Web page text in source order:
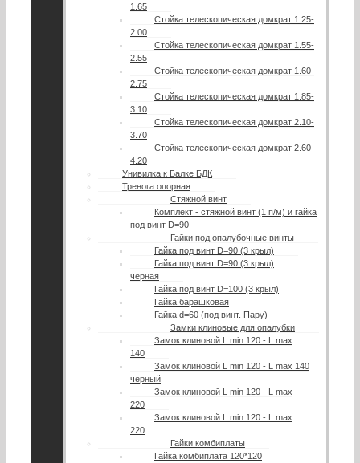
1.65
Стойка телескопическая домкрат 1.25-
2.00
Стойка телескопическая домкрат 1.55-
2.55
Стойка телескопическая домкрат 1.60-
2.75
Стойка телескопическая домкрат 1.85-
3.10
Стойка телескопическая домкрат 2.10-
3.70
Стойка телескопическая домкрат 2.60-
4.20
Унивилка к Балке БДК
Тренога опорная
Стяжной винт
Комплект - стяжной винт (1 п/м) и гайка
под винт D=90
Гайки под опалубочные винты
Гайка под винт D=90 (3 крыл)
Гайка под винт D=90 (3 крыл)
черная
Гайка под винт D=100 (3 крыл)
Гайка барашковая
Гайка d=60 (под винт. Пару)
Замки клиновые для опалубки
Замок клиновой L min 120 - L max
140
Замок клиновой L min 120 - L max 140
черный
Замок клиновой L min 120 - L max
220
Замок клиновой L min 120 - L max
220
Гайки комбиплаты
Гайка комбиплата 120*120